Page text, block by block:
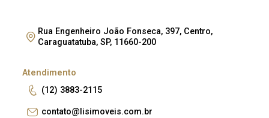
Rua Engenheiro João Fonseca, 397, Centro,
Caraguatatuba, SP, 11660-200
Atendimento
(12) 3883-2115
contato@lisimoveis.com.br